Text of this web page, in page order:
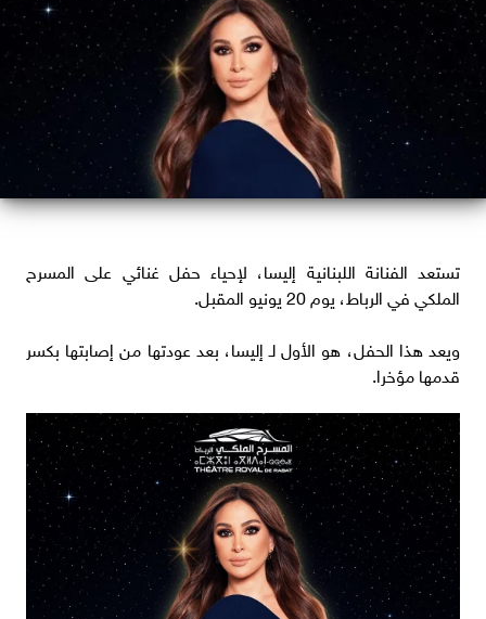
تستعد الفنانة اللبنانية إليسا، لإحياء حفل غنائي على المسرح
الملكي في الرباط، يوم 20 يونيو المقبل.
ويعد هذا الحفل، هو الأول لـ إليسا، بعد عودتها من إصابتها بكسر
قدمها مؤخرا.